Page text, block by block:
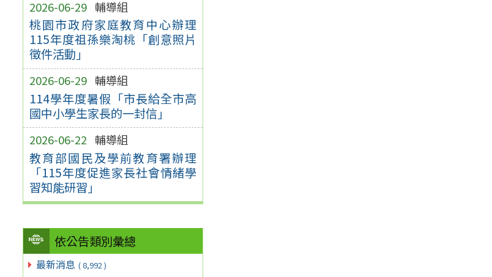
2026-06-29 輔導組
桃園市政府家庭教育中心辦理
115年度祖孫樂淘桃「創意照片
徵件活動」
2026-06-29 輔導組
114學年度暑假「市長給全市高
國中小學生家長的一封信」
2026-06-22 輔導組
教育部國民及學前教育署辦理
「115年度促進家長社會情緒學
習知能研習」
依公告類別彙總
最新消息 ( 8,992 )